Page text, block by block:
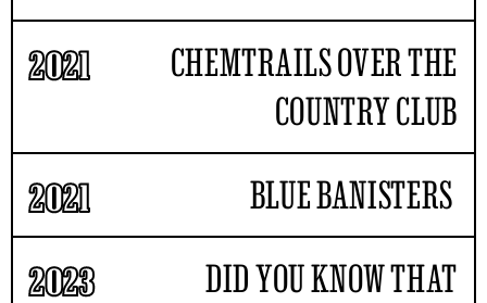
2021
CHEMTRAILS OVER THE
COUNTRY CLUB
2021 BLUE BANISTERS
2023
DID YOU KNOW THAT